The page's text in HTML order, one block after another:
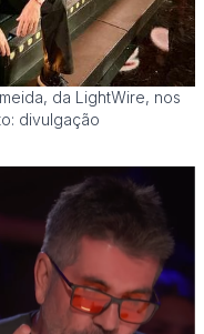
da LightWire, nos
divulgação